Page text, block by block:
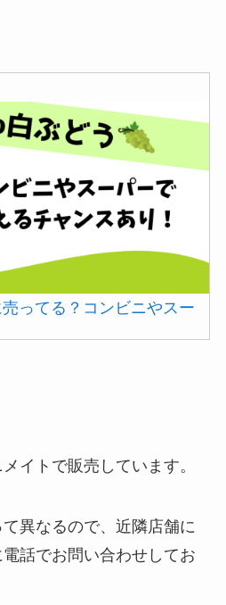
ダイソーやLoftで買える！
てる？100均やロフトで買
こで売ってる？コンビニ
ってる？コンビニやスー
で買える？取扱店は100均
イトで販売しています。
異なるので、近隣店舗に
話でお問い合わせしてお